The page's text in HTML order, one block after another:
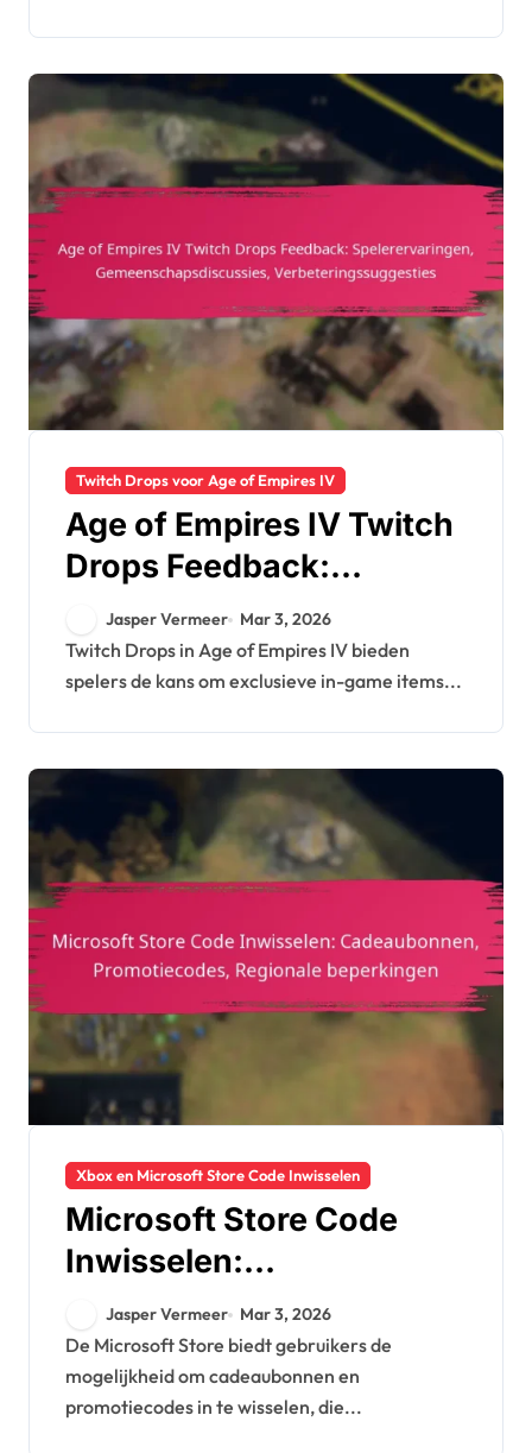
Twitch Drops voor Age of Empires IV
Age of Empires IV Twitch
Drops Feedback:
Spelerervaringen,
Gemeenschapsdiscussie
s,
Verbeteringssuggesties
Jasper Vermeer Mar 3, 2026
Twitch Drops in Age of Empires IV bieden
spelers de kans om exclusieve in-game items...
Xbox en Microsoft Store Code Inwisselen
Microsoft Store Code
Inwisselen:
Cadeaubonnen,
Promotiecodes,
Regionale beperkingen
Jasper Vermeer Mar 3, 2026
De Microsoft Store biedt gebruikers de
mogelijkheid om cadeaubonnen en
promotiecodes in te wisselen, die...